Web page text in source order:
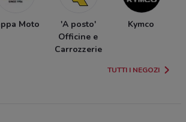
Moto
'A posto'
Officine e
Carrozzerie
Kymco
TUTTI I NEGOZI